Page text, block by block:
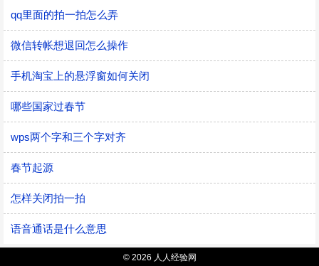
qq里面的拍一拍怎么弄
微信转帐想退回怎么操作
手机淘宝上的悬浮窗如何关闭
哪些国家过春节
wps两个字和三个字对齐
春节起源
怎样关闭拍一拍
语音通话是什么意思
© 2026 人人经验网